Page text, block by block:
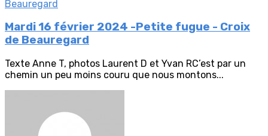
Mardi 16 février 2024 -Petite fugue - Croix
de Beauregard
Texte Anne T, photos Laurent D et Yvan RC’est par un
chemin un peu moins couru que nous montons...